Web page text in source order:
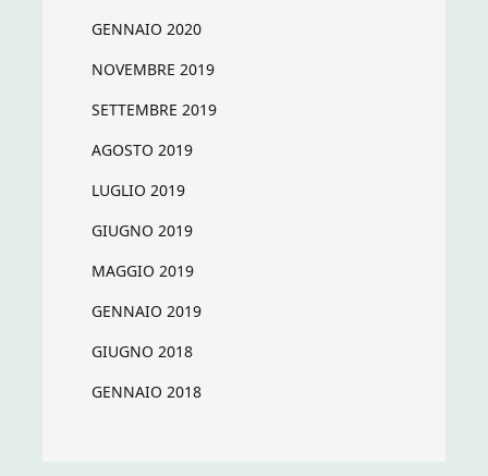
GENNAIO 2020
NOVEMBRE 2019
SETTEMBRE 2019
AGOSTO 2019
LUGLIO 2019
GIUGNO 2019
MAGGIO 2019
GENNAIO 2019
GIUGNO 2018
GENNAIO 2018